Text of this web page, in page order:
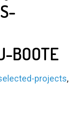
BOOTE
projects,